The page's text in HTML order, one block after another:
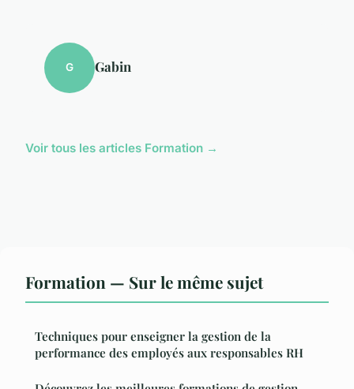
G Gabin
Voir tous les articles Formation →
Formation — Sur le même sujet
Techniques pour enseigner la gestion de la
performance des employés aux responsables RH